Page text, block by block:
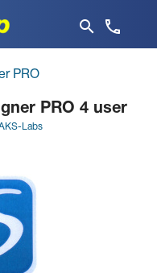
PRO
PRO 4 user
Labs